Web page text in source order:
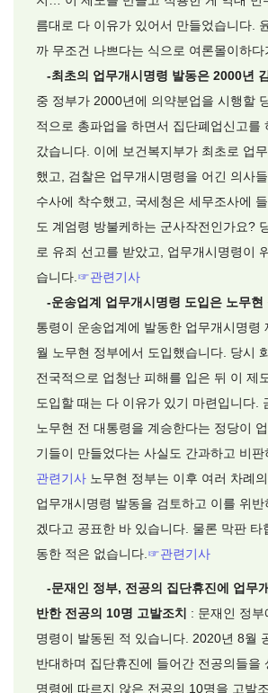
름대로 다 이유가 있어서 만들었습니다.
까 무조건 나쁘다는 식으로 여론몰이하다
-최초의 업무개시명령 발동은 2000년
중 정부가 2000년에 의약분업을 시행할
적으로 총파업을 하면서 집단폐업신고를
갔습니다. 이에 보건복지부가 최초로 업
했고, 검찰은 업무개시명령을 어긴 의사
수사에 착수했고, 국세청은 세무조사에
도 계엄령 방불케하는 군사작전인가요?
로 유죄 선고를 받았고, 업무개시명령이
습니다. ☞관련기사
-운송업계 업무개시명령 도입은 노무현
통령이 운송업계에 발동한 업무개시명령
월 노무현 정부에서 도입했습니다. 당시
전국적으로 업청난 피해를 입은 뒤 이 제
도입할 때는 다 이유가 있기 마련입니다.
노무현 전 대통령을 계승한다는 정당이
기들이 만들었다는 사실도 간과하고 비판
관련기사 노무현 정부는 이후 여러 차례
업무개시명령 발동을 검토하고 이를 위
겠다고 공표한 바 있습니다. 물론 막판 타
동한 적은 없습니다. ☞관련기사
-문재인 정부, 전공의 집단휴진에 업무
반한 전공의 10명 고발조치 : 문재인 정부
명령이 발동된 적 있습니다. 2020년 8월
반대하며 집단휴진에 들어간 전공의들을
명령에 따르지 않은 전공의 10명을 고발